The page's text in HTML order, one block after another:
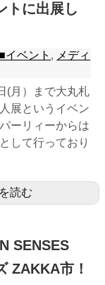
トに出展し
■イベント , メディ
(月）まで大丸札
展というイベン
ーリィーからは
して行っており
読む
SENSES
ZAKKA市！